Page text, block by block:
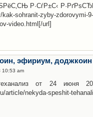
Р·СѓР±С‹
sohranit-zyby-
video.html[/url]
эфириум, доджкоин
am
от 24 июня 2022
article/nekyda-speshit-